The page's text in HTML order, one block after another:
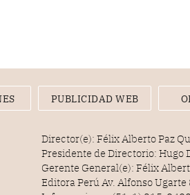
PUBLICIDAD WEB
Director(e): Félix Alberto Paz
Presidente de Directorio: Hugo
Gerente General(e): Félix
Editora Perú Av. Alfonso